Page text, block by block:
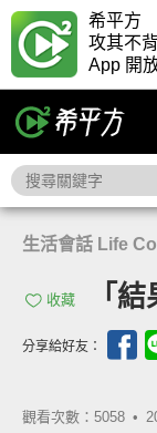
希平方
攻其不背
App 開
生活會話 Life
收藏 「
分享給好友：
觀看次數：5058 •